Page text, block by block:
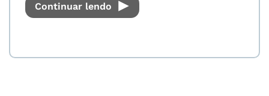
Continuar lendo